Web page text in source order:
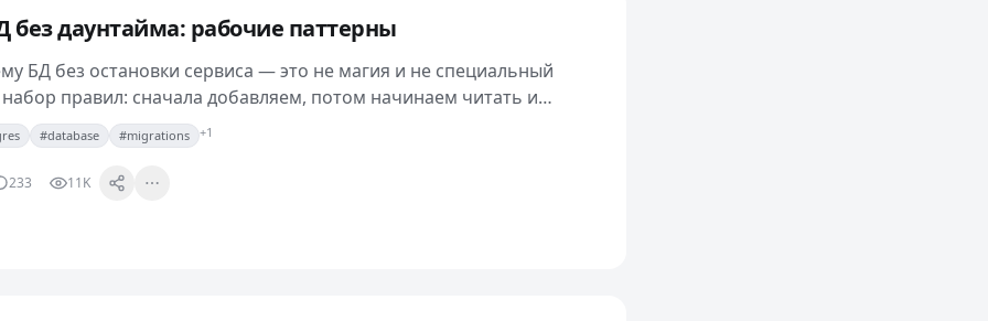
даунтайма: рабочие паттерны
БД без остановки сервиса — это не магия и не специальный
правил: сначала добавляем, потом начинаем читать и
и только потом удаляем…
#database #migrations +1
233 11K